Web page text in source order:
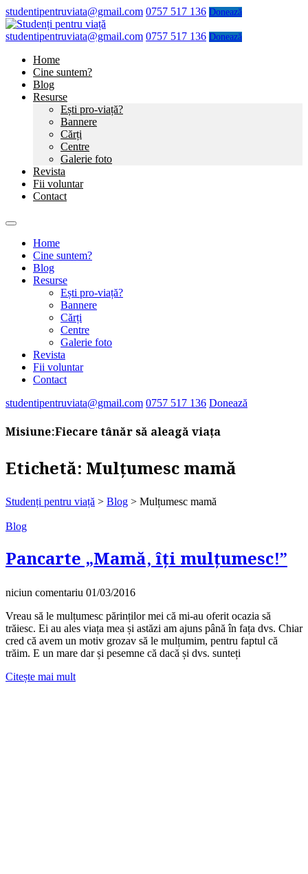
studentipentruviata@gmail.com 0757 517 136 Donează
studentipentruviata@gmail.com 0757 517 136 Donează
Home
Cine suntem?
Blog
Resurse
Ești pro-viață?
Bannere
Cărți
Centre
Galerie foto
Revista
Fii voluntar
Contact
Home
Cine suntem?
Blog
Resurse
Ești pro-viață?
Bannere
Cărți
Centre
Galerie foto
Revista
Fii voluntar
Contact
studentipentruviata@gmail.com 0757 517 136 Donează
Misiune:Fiecare tânăr să aleagă viața
Etichetă: Mulțumesc mamă
Studenți pentru viață > Blog > Mulțumesc mamă
Blog
Pancarte „Mamă, îți mulțumesc!”
niciun comentariu 01/03/2016
Vreau să le mulțumesc părinților mei că mi-au oferit ocazia să
trăiesc. Ei au ales viața mea și astăzi am ajuns până în fața dvs. Chiar
cred că avem un motiv grozav să le mulțumim, pentru faptul că
trăim. E un mare dar și pesemne că dacă și dvs. sunteți
Citește mai mult